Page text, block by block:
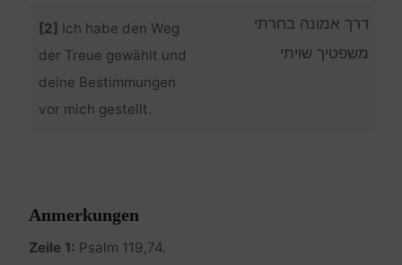
[2] Ich habe den Weg
der Treue gewählt und
deine Bestimmungen
vor mich gestellt.
דרך אמונה בחרתי
משפטיך שויתי
Anmerkungen
Zeile 1: Psalm 119,74.